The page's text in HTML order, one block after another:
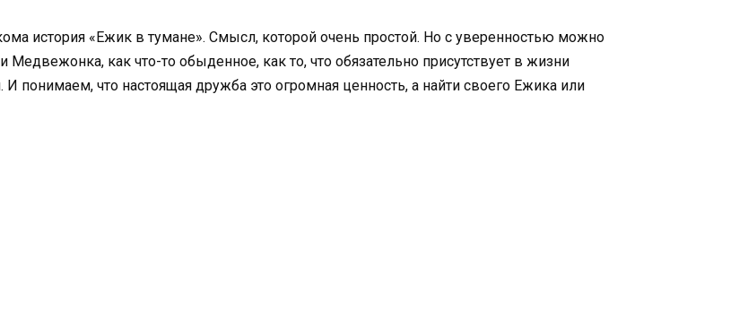
история «Ежик в тумане». Смысл, которой очень простой. Но с уверенностью можно
как что-то обыденное, как то, что обязательно присутствует в жизни
понимаем, что настоящая дружба это огромная ценность, а найти своего Ежика или